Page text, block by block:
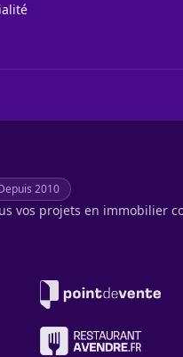
2010
vos projets en immobilier